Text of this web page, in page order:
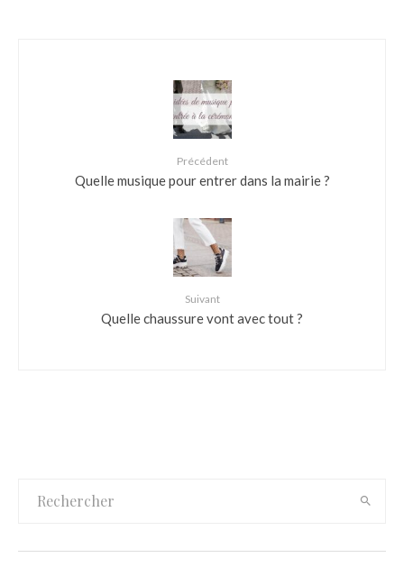
Précédent
Quelle musique pour entrer dans la mairie ?
Suivant
Quelle chaussure vont avec tout ?